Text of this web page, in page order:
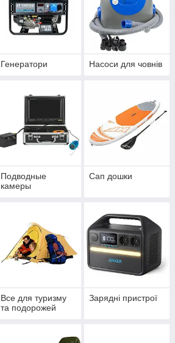
Генератори Насоси для човнів
Подводные
камеры
Сап дошки
Все для туризму
та подорожей
Зарядні пристрої